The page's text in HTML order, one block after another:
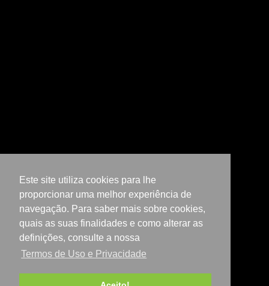
Este site utiliza cookies para lhe
proporcionar uma melhor experiência de
navegação. Para saber mais sobre cookies,
quais as suas finalidades e como alterar as
definições, consulte a nossa
Termos de Uso e Privacidade